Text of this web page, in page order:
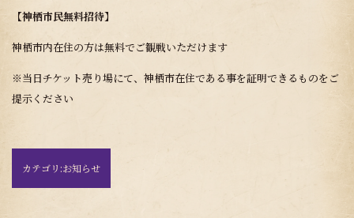
【神栖市民無料招待】
神栖市内在住の方は無料でご観戦いただけます
※当日チケット売り場にて、神栖市在住である事を証明できるものをご
提示ください
カテゴリ:お知らせ